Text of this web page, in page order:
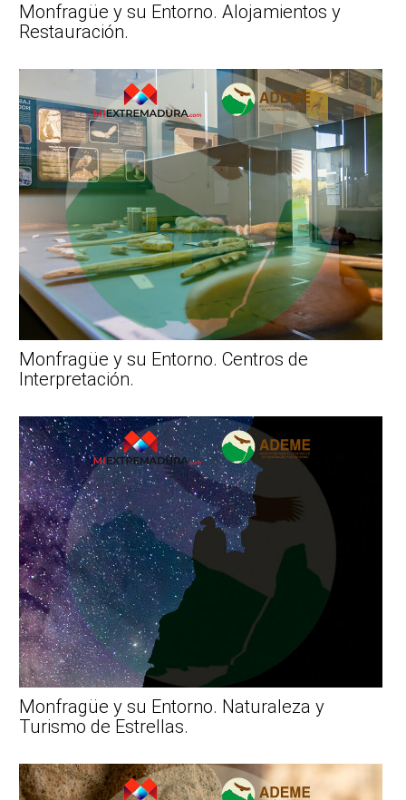
Monfragüe y su Entorno. Alojamientos y
Restauración.
Monfragüe y su Entorno. Centros de
Interpretación.
Monfragüe y su Entorno. Naturaleza y
Turismo de Estrellas.